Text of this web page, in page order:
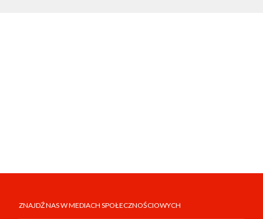
ZNAJDŹ NAS W MEDIACH SPOŁECZNOŚCIOWYCH